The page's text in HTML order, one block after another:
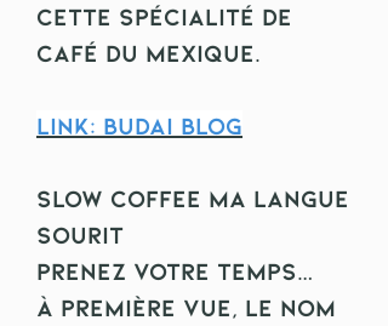
cette spécialité de
café du Mexique.
Link: Budai Blog
Slow Coffee Ma Langue
Sourit
Prenez votre temps…
À première vue, le nom